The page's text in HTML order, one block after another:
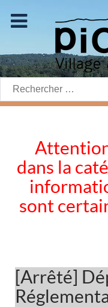
Rechercher:
dans la
sont
[Arrêté]